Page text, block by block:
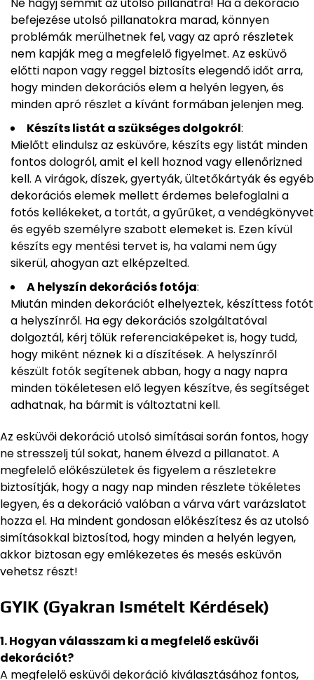
befejezése utolsó pillanatokra marad, könnyen
problémák merülhetnek fel, vagy az apró részletek
nem kapják meg a megfelelő figyelmet. Az esküvő
előtti napon vagy reggel biztosíts elegendő időt arra,
hogy minden dekorációs elem a helyén legyen, és
minden apró részlet a kívánt formában jelenjen meg.
Készíts listát a szükséges dolgokról:
Mielőtt elindulsz az esküvőre, készíts egy listát minden
fontos dologról, amit el kell hoznod vagy ellenőrizned
kell. A virágok, díszek, gyertyák, ültetőkártyák és egyéb
dekorációs elemek mellett érdemes belefoglalni a
fotós kellékeket, a tortát, a gyűrűket, a vendégkönyvet
és egyéb személyre szabott elemeket is. Ezen kívül
készíts egy mentési tervet is, ha valami nem úgy
sikerül, ahogyan azt elképzelted.
A helyszín dekorációs fotója:
Miután minden dekorációt elhelyeztek, készíttess fotót
a helyszínről. Ha egy dekorációs szolgáltatóval
dolgoztál, kérj tőlük referenciaképeket is, hogy tudd,
hogy miként néznek ki a díszítések. A helyszínről
készült fotók segítenek abban, hogy a nagy napra
minden tökéletesen elő legyen készítve, és segítséget
adhatnak, ha bármit is változtatni kell.
Az esküvői dekoráció utolsó simításai során fontos, hogy
ne stresszelj túl sokat, hanem élvezd a pillanatot. A
megfelelő előkészületek és figyelem a részletekre
biztosítják, hogy a nagy nap minden részlete tökéletes
legyen, és a dekoráció valóban a várva várt varázslatot
hozza el. Ha mindent gondosan előkészítesz és az utolsó
simításokkal biztosítod, hogy minden a helyén legyen,
akkor biztosan egy emlékezetes és mesés esküvőn
vehetsz részt!
GYIK (Gyakran Ismételt Kérdések)
1. Hogyan válasszam ki a megfelelő esküvői
dekorációt?
A megfelelő esküvői dekoráció kiválasztásához fontos,